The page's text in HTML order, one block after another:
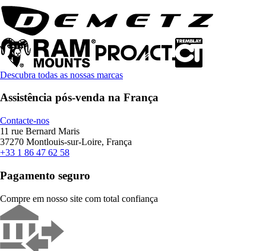
Descubra todas as nossas marcas
Assistência pós-venda na França
Contacte-nos
11 rue Bernard Maris
37270 Montlouis-sur-Loire, França
+33 1 86 47 62 58
Pagamento seguro
Compre em nosso site com total confiança